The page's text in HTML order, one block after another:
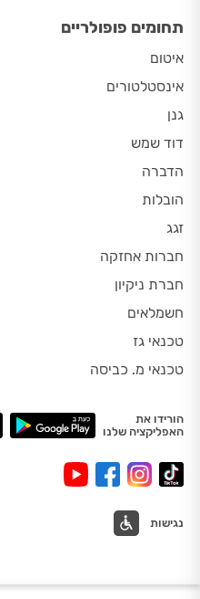
תחומים פופולריים
איטום
אינסטלטורים
גנן
דוד שמש
הדברה
הובלות
זגג
חברות אחזקה
חברת ניקיון
חשמלאים
טכנאי גז
טכנאי מ. כביסה
הורידו את
האפליקציה שלנו
נגישות